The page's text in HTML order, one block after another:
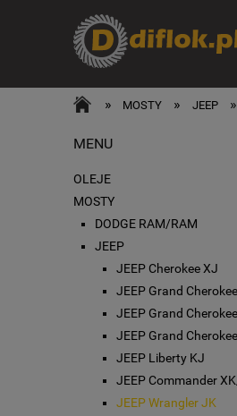
» MOSTY » JEEP »
MENU
OLEJE
MOSTY
DODGE RAM/RAM
JEEP
JEEP Cherokee XJ
JEEP Grand
JEEP Grand
JEEP Grand
JEEP Liberty KJ
JEEP Commander
JEEP Wrangler JK